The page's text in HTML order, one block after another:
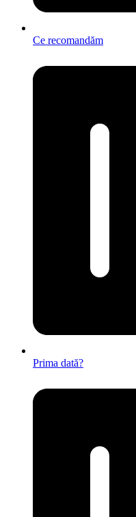
Ce recomandăm
Prima dată?